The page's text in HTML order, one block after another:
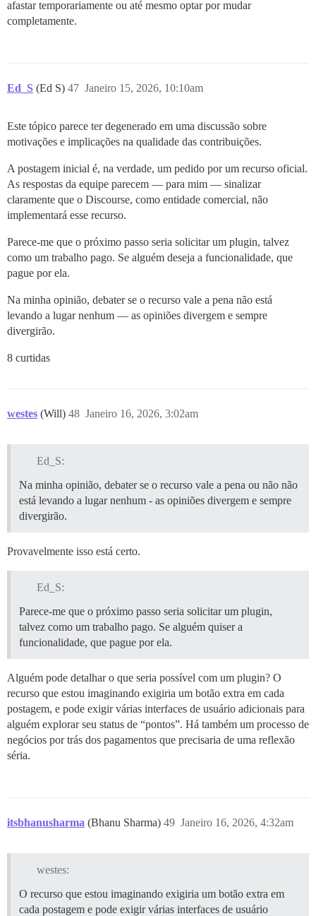
afastar temporariamente ou até mesmo optar por mudar
completamente.
Ed_S (Ed S) Janeiro 15, 2026, 10:10am
47
Este tópico parece ter degenerado em uma discussão sobre
motivações e implicações na qualidade das contribuições.
A postagem inicial é, na verdade, um pedido por um recurso oficial.
As respostas da equipe parecem — para mim — sinalizar
claramente que o Discourse, como entidade comercial, não
implementará esse recurso.
Parece-me que o próximo passo seria solicitar um plugin, talvez
como um trabalho pago. Se alguém deseja a funcionalidade, que
pague por ela.
Na minha opinião, debater se o recurso vale a pena não está
levando a lugar nenhum — as opiniões divergem e sempre
divergirão.
8 curtidas
westes (Will) Janeiro 16, 2026, 3:02am
48
Ed_S:
Na minha opinião, debater se o recurso vale a pena ou não não
está levando a lugar nenhum - as opiniões divergem e sempre
divergirão.
Provavelmente isso está certo.
Ed_S:
Parece-me que o próximo passo seria solicitar um plugin,
talvez como um trabalho pago. Se alguém quiser a
funcionalidade, que pague por ela.
Alguém pode detalhar o que seria possível com um plugin? O
recurso que estou imaginando exigiria um botão extra em cada
postagem, e pode exigir várias interfaces de usuário adicionais para
alguém explorar seu status de “pontos”. Há também um processo de
negócios por trás dos pagamentos que precisaria de uma reflexão
séria.
itsbhanusharma (Bhanu Sharma) Janeiro 16, 2026, 4:32am
49
westes:
O recurso que estou imaginando exigiria um botão extra em
cada postagem e pode exigir várias interfaces de usuário